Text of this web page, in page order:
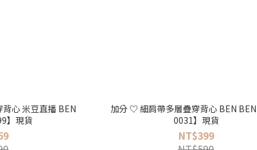
心 米豆直播 BEN
】現貨
加分 ♡ 細肩帶多層疊穿背心 BEN
0031】現貨
NT$399